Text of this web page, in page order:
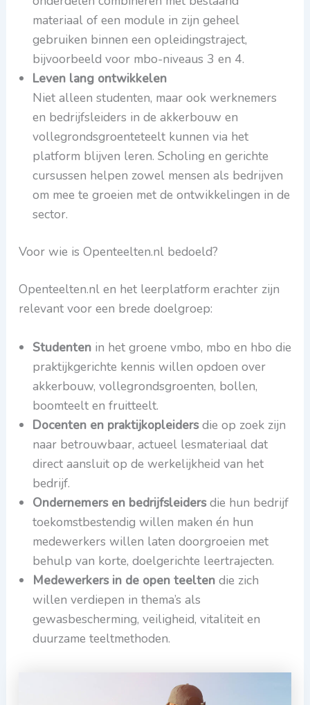
materiaal of een module in zijn geheel
gebruiken binnen een opleidingstraject,
bijvoorbeeld voor mbo-niveaus 3 en 4.
Leven lang ontwikkelen
Niet alleen studenten, maar ook werknemers
en bedrijfsleiders in de akkerbouw en
vollegrondsgroenteteelt kunnen via het
platform blijven leren. Scholing en gerichte
cursussen helpen zowel mensen als bedrijven
om mee te groeien met de ontwikkelingen in de
sector.
Voor wie is Openteelten.nl bedoeld?
Openteelten.nl en het leerplatform erachter zijn
relevant voor een brede doelgroep:
Studentenin het groene vmbo, mbo en hbo die
praktijkgerichte kennis willen opdoen over
akkerbouw, vollegrondsgroenten, bollen,
boomteelt en fruitteelt.
Docenten en praktijkopleidersdie op zoek zijn
naar betrouwbaar, actueel lesmateriaal dat
direct aansluit op de werkelijkheid van het
bedrijf.
Ondernemers en bedrijfsleidersdie hun bedrijf
toekomstbestendig willen maken én hun
medewerkers willen laten doorgroeien met
behulp van korte, doelgerichte leertrajecten.
Medewerkers in de open teeltendie zich
willen verdiepen in thema’s als
gewasbescherming, veiligheid, vitaliteit en
duurzame teeltmethoden.